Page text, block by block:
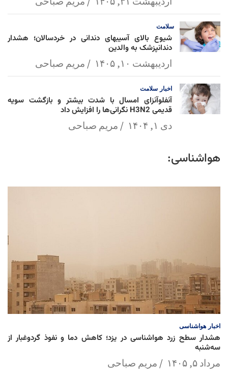
سلامت
شیوع بالای آسیبهای دندانی در خردسالان؛ هشدار
دندانپزشک به والدین
اردیبهشت ۱۰, ۱۴۰۵ مریم صباحی
اخبار سلامت
آنفلوآنزای امسال با شدت بیشتر و بازگشت سویه
قدیمی H3N2 نگرانی‌ها را افزایش داد
دی ۱, ۱۴۰۴ مریم صباحی
هواشناسی:
اخبار هواشناسی
هشدار سطح زرد هواشناسی در یزد؛ کاهش دما و نفوذ گردوغبار از
سه‌شنبه
مرداد ۵, ۱۴۰۵ مریم صباحی